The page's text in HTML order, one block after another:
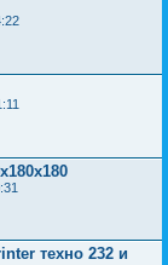
техно 232 и